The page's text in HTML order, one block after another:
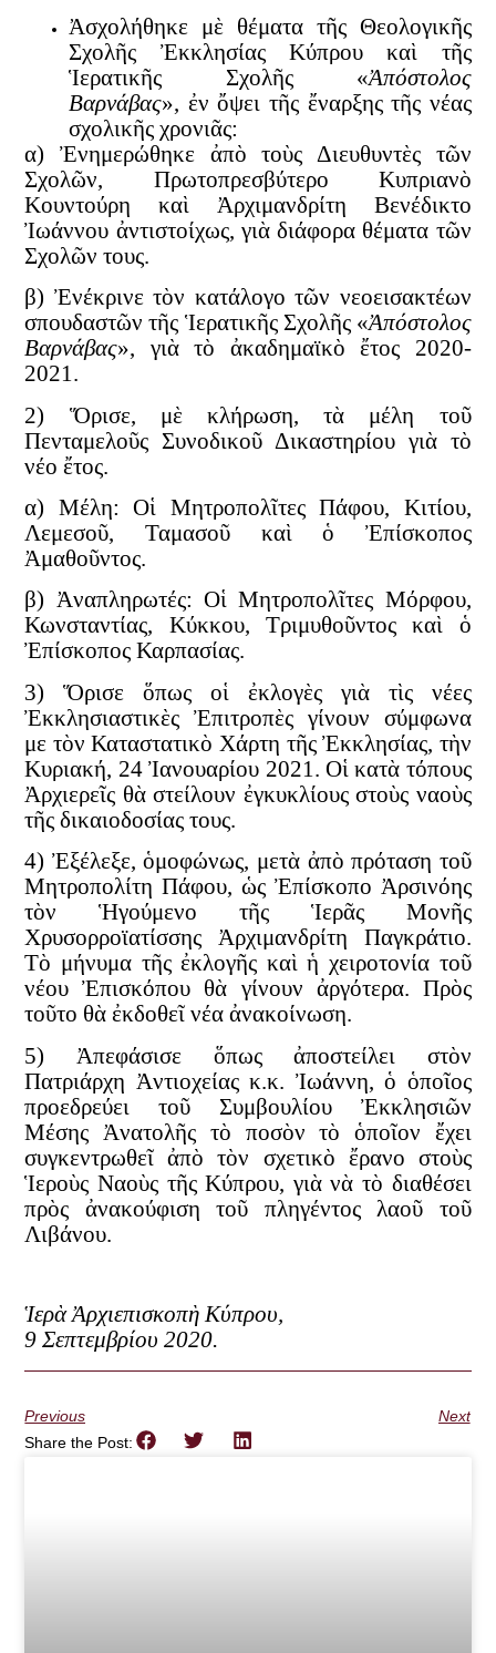
Ἀσχολήθηκε μὲ θέματα τῆς Θεολογικῆς
Σχολῆς Ἐκκλησίας Κύπρου καὶ τῆς
Ἱερατικῆς Σχολῆς «Ἀπόστολος
Βαρνάβας», ἐν ὄψει τῆς ἔναρξης τῆς νέας
σχολικῆς χρονιᾶς:
α) Ἐνημερώθηκε ἀπὸ τοὺς Διευθυντὲς τῶν
Σχολῶν, Πρωτοπρεσβύτερο Κυπριανὸ
Κουντούρη καὶ Ἀρχιμανδρίτη Βενέδικτο
Ἰωάννου ἀντιστοίχως, γιὰ διάφορα θέματα τῶν
Σχολῶν τους.
β) Ἐνέκρινε τὸν κατάλογο τῶν νεοεισακτέων
σπουδαστῶν τῆς Ἱερατικῆς Σχολῆς «Ἀπόστολος
Βαρνάβας», γιὰ τὸ ἀκαδημαϊκὸ ἔτος 2020-
2021.
2) Ὅρισε, μὲ κλήρωση, τὰ μέλη τοῦ
Πενταμελοῦς Συνοδικοῦ Δικαστηρίου γιὰ τὸ
νέο ἔτος.
α) Μέλη: Οἱ Μητροπολῖτες Πάφου, Κιτίου,
Λεμεσοῦ, Ταμασοῦ καὶ ὁ Ἐπίσκοπος
Ἀμαθοῦντος.
β) Ἀναπληρωτές: Οἱ Μητροπολῖτες Μόρφου,
Κωνσταντίας, Κύκκου, Τριμυθοῦντος καὶ ὁ
Ἐπίσκοπος Καρπασίας.
3) Ὅρισε ὅπως οἱ ἐκλογὲς γιὰ τὶς νέες
Ἐκκλησιαστικὲς Ἐπιτροπὲς γίνουν σύμφωνα
με τὸν Καταστατικὸ Χάρτη τῆς Ἐκκλησίας, τὴν
Κυριακή, 24 Ἰανουαρίου 2021. Οἱ κατὰ τόπους
Ἀρχιερεῖς θὰ στείλουν ἐγκυκλίους στοὺς ναοὺς
τῆς δικαιοδοσίας τους.
4) Ἐξέλεξε, ὁμοφώνως, μετὰ ἀπὸ πρόταση τοῦ
Μητροπολίτη Πάφου, ὡς Ἐπίσκοπο Ἀρσινόης
τὸν Ἡγούμενο τῆς Ἱερᾶς Μονῆς
Χρυσορροϊατίσσης Ἀρχιμανδρίτη Παγκράτιο.
Τὸ μήνυμα τῆς ἐκλογῆς καὶ ἡ χειροτονία τοῦ
νέου Ἐπισκόπου θὰ γίνουν ἀργότερα. Πρὸς
τοῦτο θὰ ἐκδοθεῖ νέα ἀνακοίνωση.
5) Ἀπεφάσισε ὅπως ἀποστείλει στὸν
Πατριάρχη Ἀντιοχείας κ.κ. Ἰωάννη, ὁ ὁποῖος
προεδρεύει τοῦ Συμβουλίου Ἐκκλησιῶν
Μέσης Ἀνατολῆς τὸ ποσὸν τὸ ὁποῖον ἔχει
συγκεντρωθεῖ ἀπὸ τὸν σχετικὸ ἔρανο στοὺς
Ἱεροὺς Ναοὺς τῆς Κύπρου, γιὰ νὰ τὸ διαθέσει
πρὸς ἀνακούφιση τοῦ πληγέντος λαοῦ τοῦ
Λιβάνου.
Ἱερὰ Ἀρχιεπισκοπὴ Κύπρου,
9 Σεπτεμβρίου 2020.
Previous
Next
Share the Post: